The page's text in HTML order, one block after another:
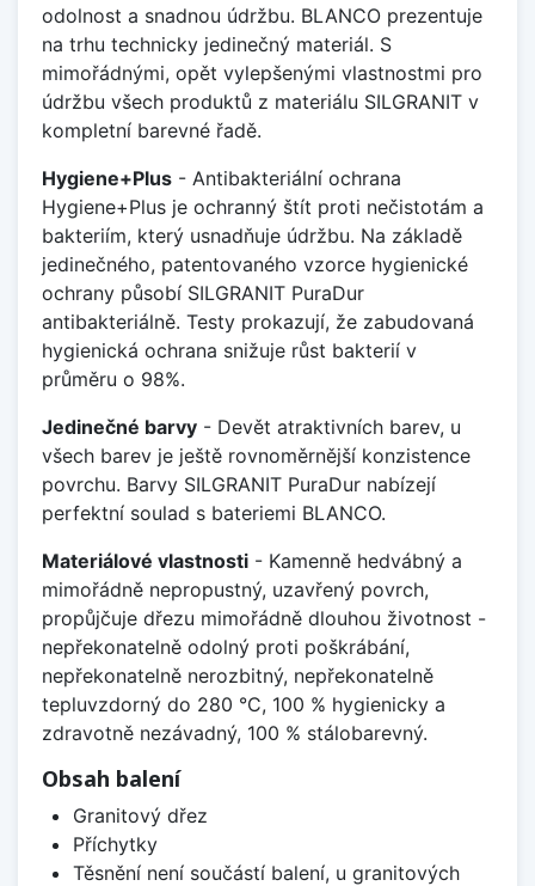
odolnost a snadnou údržbu. BLANCO prezentuje
na trhu technicky jedinečný materiál. S
mimořádnými, opět vylepšenými vlastnostmi pro
údržbu všech produktů z materiálu SILGRANIT v
kompletní barevné řadě.
Hygiene+Plus - Antibakteriální ochrana
Hygiene+Plus je ochranný štít proti nečistotám a
bakteriím, který usnadňuje údržbu. Na základě
jedinečného, patentovaného vzorce hygienické
ochrany působí SILGRANIT PuraDur
antibakteriálně. Testy prokazují, že zabudovaná
hygienická ochrana snižuje růst bakterií v
průměru o 98%.
Jedinečné barvy - Devět atraktivních barev, u
všech barev je ještě rovnoměrnější konzistence
povrchu. Barvy SILGRANIT PuraDur nabízejí
perfektní soulad s bateriemi BLANCO.
Materiálové vlastnosti - Kamenně hedvábný a
mimořádně nepropustný, uzavřený povrch,
propůjčuje dřezu mimořádně dlouhou životnost -
nepřekonatelně odolný proti poškrábání,
nepřekonatelně nerozbitný, nepřekonatelně
tepluvzdorný do 280 °C, 100 % hygienicky a
zdravotně nezávadný, 100 % stálobarevný.
Obsah balení
Granitový dřez
Příchytky
Těsnění není součástí balení, u granitových